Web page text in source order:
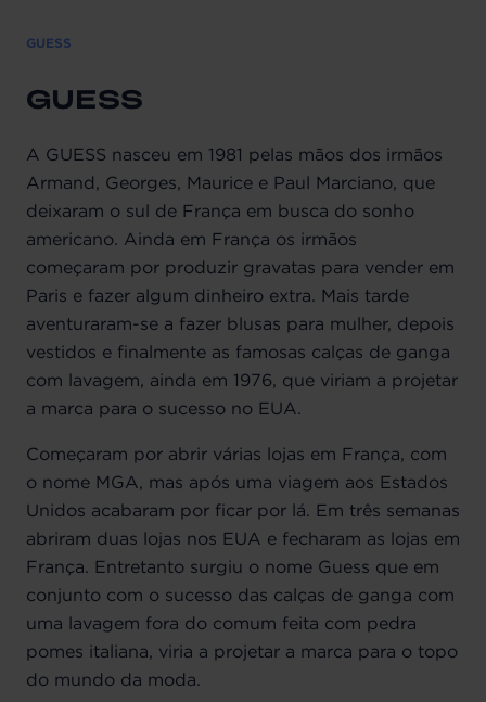
GUESS
GUESS
A GUESS nasceu em 1981 pelas mãos dos irmãos
Armand, Georges, Maurice e Paul Marciano, que
deixaram o sul de França em busca do sonho
americano. Ainda em França os irmãos
começaram por produzir gravatas para vender em
Paris e fazer algum dinheiro extra. Mais tarde
aventuraram-se a fazer blusas para mulher, depois
vestidos e finalmente as famosas calças de ganga
com lavagem, ainda em 1976, que viriam a projetar
a marca para o sucesso no EUA.
Começaram por abrir várias lojas em França, com
o nome MGA, mas após uma viagem aos Estados
Unidos acabaram por ficar por lá. Em três semanas
abriram duas lojas nos EUA e fecharam as lojas em
França. Entretanto surgiu o nome Guess que em
conjunto com o sucesso das calças de ganga com
uma lavagem fora do comum feita com pedra
pomes italiana, viria a projetar a marca para o topo
do mundo da moda.